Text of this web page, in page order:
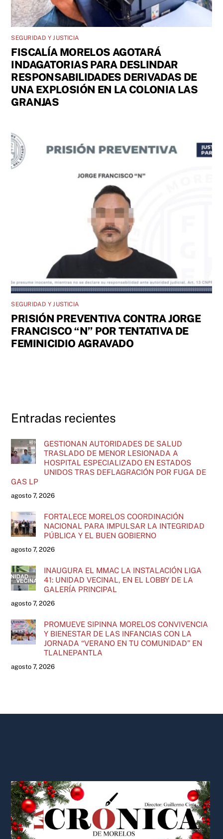
SEGURIDAD Y JUSTICIA
FISCALÍA MORELOS AGOTARÁ
INDAGATORIAS PARA DESLINDAR
RESPONSABILIDADES DERIVADAS DE
UNA EXPLOSIÓN EN LA COLONIA LAS
GRANJAS
SEGURIDAD Y JUSTICIA
PRISIÓN PREVENTIVA CONTRA JORGE
FRANCISCO “N” POR TENTATIVA DE
FEMINICIDIO AGRAVADO
Entradas recientes
GESTIONAN AUTORIDADES DE SALUD
TRASLADO DE MENOR LESIONADA A
HOSPITAL ESPECIALIZADO EN ESTADOS
UNIDOS TRAS DEFLAGRACIÓN POR FUGA DE
GAS LP
agosto 7, 2026
FORTALECE MORELOS COORDINACIÓN
NACIONAL PARA IMPULSAR LA INTEGRIDAD
PÚBLICA Y EL BUEN GOBIERNO
agosto 7, 2026
INAUGURA EL MMAC LA INSTALACIÓN LIGA
41: UNIDAD VECINAL, EN EL LOBBY DE LA
GALERÍA PRINCIPAL
agosto 7, 2026
PROMUEVE SIPINNA MORELOS CONVIVENCIA
Y BIENESTAR DE LAS INFANCIAS CON LA
JORNADA “VERANO EN TU COMUNIDAD” EN
TLALNEPANTLA
agosto 7, 2026
To
Top